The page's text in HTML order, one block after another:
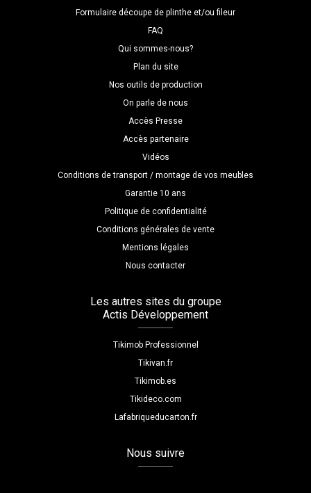
Formulaire découpe de plinthe et/ou fileur
FAQ
Qui sommes-nous?
Plan du site
Nos outils de production
On parle de nous
Accès Presse
Accès partenaire
Vidéos
Conditions de transport / montage de vos meubles
Garantie 10 ans
Politique de confidentialité
Conditions générales de vente
Mentions légales
Nous contacter
Les autres sites du groupe
Actis Développement
Tikimob Professionnel
Tikivan.fr
Tikimob.es
Tikideco.com
Lafabriqueducarton.fr
Nous suivre